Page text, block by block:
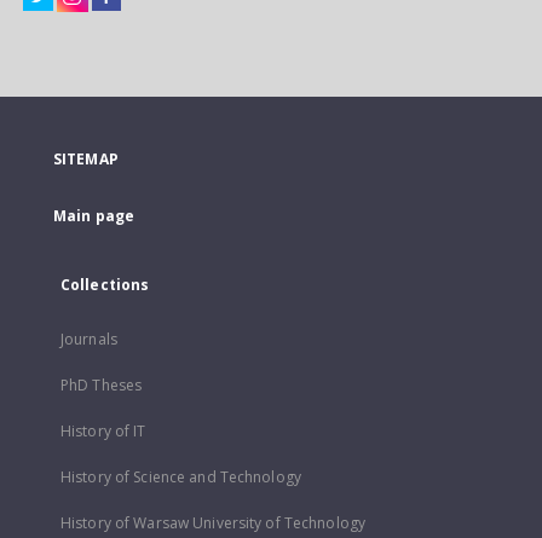
SITEMAP
Main page
Collections
Journals
PhD Theses
History of IT
History of Science and Technology
History of Warsaw University of Technology